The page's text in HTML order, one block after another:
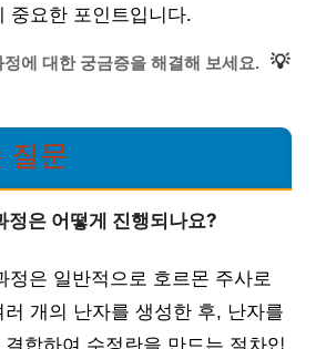
중요한 포인트입니다.
에 대한 궁금증을 해결해 보세요. 💡
질문
정은 어떻게 진행되나요?
정은 일반적으로 호르몬 주사로
러 개의 난자를 생성한 후, 난자를